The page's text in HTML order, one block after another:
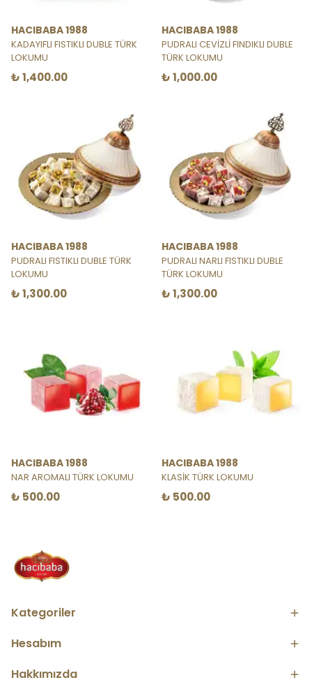
HACIBABA 1988
KADAYIFLI FISTIKLI DUBLE TÜRK
LOKUMU
₺ 1,400.00
HACIBABA 1988
PUDRALI CEVİZLİ FINDIKLI DUBLE
TÜRK LOKUMU
₺ 1,000.00
HACIBABA 1988
PUDRALI FISTIKLI DUBLE TÜRK
LOKUMU
₺ 1,300.00
HACIBABA 1988
PUDRALI NARLI FISTIKLI DUBLE
TÜRK LOKUMU
₺ 1,300.00
HACIBABA 1988
NAR AROMALI TÜRK LOKUMU
₺ 500.00
HACIBABA 1988
KLASİK TÜRK LOKUMU
₺ 500.00
Kategoriler
Hesabım
Hakkımızda